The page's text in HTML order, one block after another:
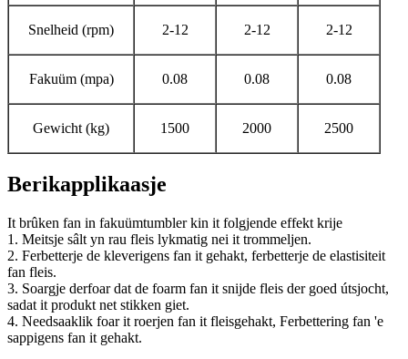
Snelheid (rpm) 2-12 2-12 2-12
Fakuüm (mpa) 0.08 0.08 0.08
Gewicht (kg) 1500 2000 2500
Berikapplikaasje
It brûken fan in fakuümtumbler kin it folgjende effekt krije
1. Meitsje sâlt yn rau fleis lykmatig nei it trommeljen.
2. Ferbetterje de kleverigens fan it gehakt, ferbetterje de elastisiteit
fan fleis.
3. Soargje derfoar dat de foarm fan it snijde fleis der goed útsjocht,
sadat it produkt net stikken giet.
4. Needsaaklik foar it roerjen fan it fleisgehakt, Ferbettering fan 'e
sappigens fan it gehakt.